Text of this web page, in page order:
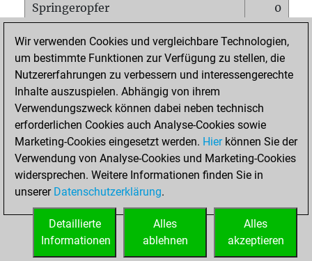
Springeropfer
0
Matt auf vollem Brett
0
Bauer setzt Matt
0
Erstickte Matts
Unterverwandlungen
Türme auf der siebten
0
STARTSEITE
Wir verwenden Cookies und vergleichbare Technologien,
um bestimmte Funktionen zur Verfügung zu stellen, die
Nutzererfahrungen zu verbessern und interessengerechte
Inhalte auszuspielen. Abhängig von ihrem
Verwendungszweck können dabei neben technisch
erforderlichen Cookies auch Analyse-Cookies sowie
Marketing-Cookies eingesetzt werden. Hierkönnen Sie der
Verwendung von Analyse-Cookies und Marketing-Cookies
widersprechen. Weitere Informationen finden Sie in
unserer Datenschutzerklärung.
Alles
akzeptieren
Alles
ablehnen
Detaillierte
Informationen